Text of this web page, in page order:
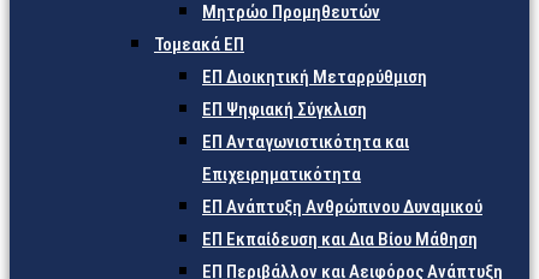
Μητρώο Προμηθευτών
Τομεακά ΕΠ
ΕΠ Διοικητική Μεταρρύθμιση
ΕΠ Ψηφιακή Σύγκλιση
ΕΠ Ανταγωνιστικότητα και
Επιχειρηματικότητα
ΕΠ Ανάπτυξη Ανθρώπινου Δυναμικού
ΕΠ Εκπαίδευση και Δια Βίου Μάθηση
ΕΠ Περιβάλλον και Αειφόρος Ανάπτυξη